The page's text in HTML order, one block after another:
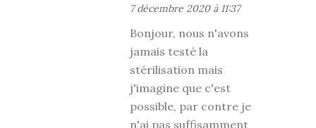
7 décembre 2020 à 11:37
Bonjour, nous n'avons
jamais testé la
stérilisation mais
j'imagine que c'est
possible, par contre je
n'ai pas suffisamment